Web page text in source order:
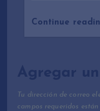
Continue
Agregar
Tu dirección de correo
campos requeridos